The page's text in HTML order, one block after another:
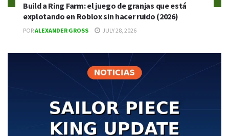
Build a Ring Farm: el juego de granjas que está
explotando en Roblox sin hacer ruido (2026)
PORALEXANDER GROSS JULY 28, 2026